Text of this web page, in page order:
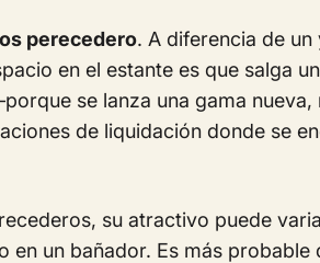
perecedero. A diferencia de
en el estante es que salga
se lanza una gama
de liquidación donde se
su atractivo puede
en un bañador. Es más